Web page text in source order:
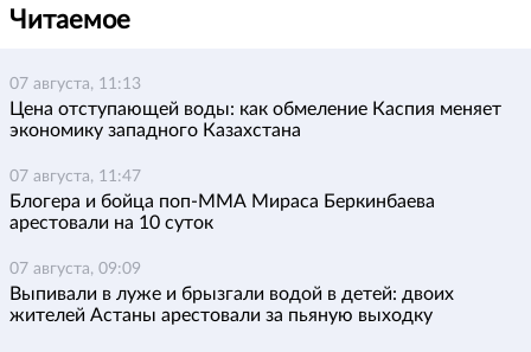
Читаемое
07 августа, 11:13
Цена отступающей воды: как обмеление Каспия меняет
экономику западного Казахстана
07 августа, 11:47
Блогера и бойца поп-ММА Мираса Беркинбаева
арестовали на 10 суток
07 августа, 09:09
Выпивали в луже и брызгали водой в детей: двоих
жителей Астаны арестовали за пьяную выходку